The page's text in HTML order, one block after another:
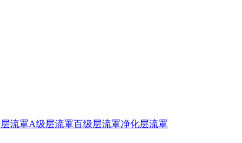
层流罩A级层流罩百级层流罩净化层流罩